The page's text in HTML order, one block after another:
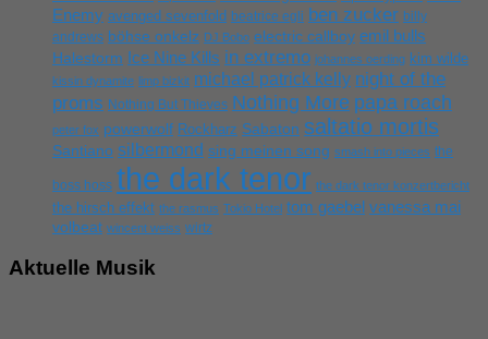
Enemy avenged sevenfold beatrice egli ben zucker billy
andrews böhse onkelz DJ Bobo electric callboy emil bulls
Halestorm Ice Nine Kills in extremo johannes oerding kim wilde
kissin dynamite limp bizkit michael patrick kelly night of the
proms Nothing But Thieves Nothing More papa roach
peter fox powerwolf Rockharz Sabaton saltatio mortis
Santiano silbermond sing meinen song smash into pieces the
boss hoss the dark tenor the dark tenor konzertbericht
the hirsch effekt the rasmus Tokio Hotel tom gaebel vanessa mai
volbeat wincent weiss wirtz
Aktuelle Musik